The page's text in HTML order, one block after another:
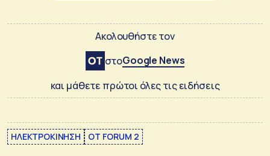
Ακολουθήστε τον
στοGoogle News
και μάθετε πρώτοι όλες τις ειδήσεις
ΗΛΕΚΤΡΟΚΙΝΗΣΗ ΟΤ FORUM 2